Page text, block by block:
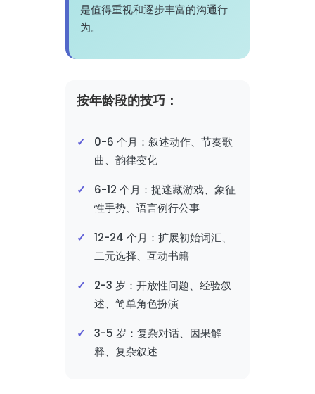
是值得重视和逐步丰富的沟通行
为。
按年龄段的技巧：
0-6 个月：叙述动作、节奏歌
曲、韵律变化
6-12 个月：捉迷藏游戏、象征
性手势、语言例行公事
12-24 个月：扩展初始词汇、
二元选择、互动书籍
2-3 岁：开放性问题、经验叙
述、简单角色扮演
3-5 岁：复杂对话、因果解
释、复杂叙述